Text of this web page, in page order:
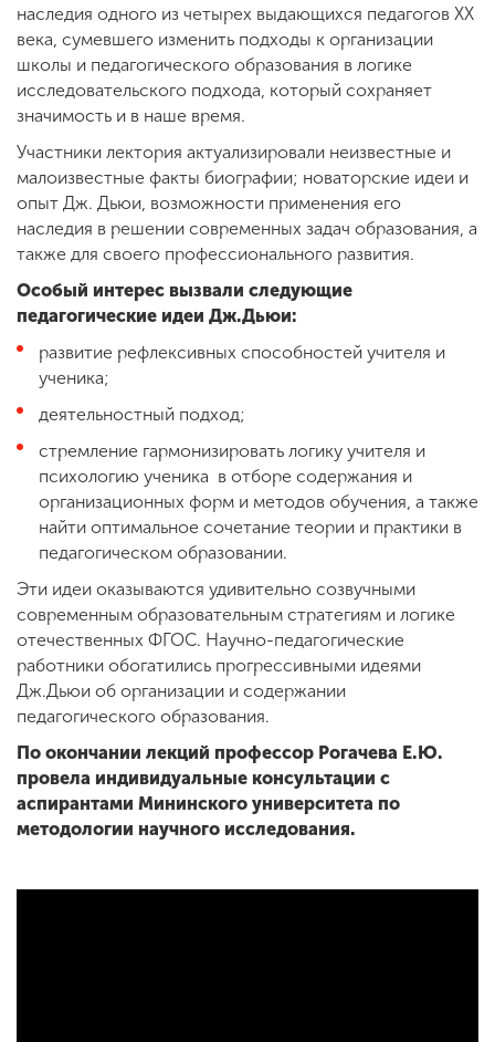
наследия одного из четырех выдающихся педагогов ХХ
века, сумевшего изменить подходы к организации
школы и педагогического образования в логике
исследовательского подхода, который сохраняет
значимость и в наше время.
Участники лектория актуализировали неизвестные и
малоизвестные факты биографии; новаторские идеи и
опыт Дж. Дьюи, возможности применения его
наследия в решении современных задач образования, а
также для своего профессионального развития.
Особый интерес вызвали следующие
педагогические идеи Дж.Дьюи:
развитие рефлексивных способностей учителя и
ученика;
деятельностный подход;
cтремление гармонизировать логику учителя и
психологию ученика в отборе содержания и
организационных форм и методов обучения, а также
найти оптимальное сочетание теории и практики в
педагогическом образовании.
Эти идеи оказываются удивительно созвучными
современным образовательным стратегиям и логике
отечественных ФГОС. Научно-педагогические
работники обогатились прогрессивными идеями
Дж.Дьюи об организации и содержании
педагогического образования.
По окончании лекций профессор Рогачева Е.Ю.
провела индивидуальные консультации с
аспирантами Мининского университета по
методологии научного исследования.